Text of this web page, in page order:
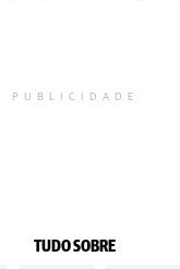
PUBLICIDADE
TUDO SOBRE